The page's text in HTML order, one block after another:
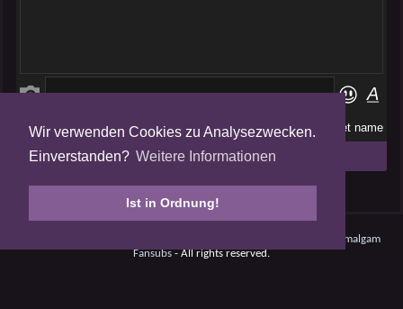
Wir verwenden Cookies zu Analysezwecken.
Einverstanden? Weitere Informationen
Ist in Ordnung!
Folge uns auf
Tweets by AmalgamFansubs
Amalgam
Fansubs- All rights reserved.